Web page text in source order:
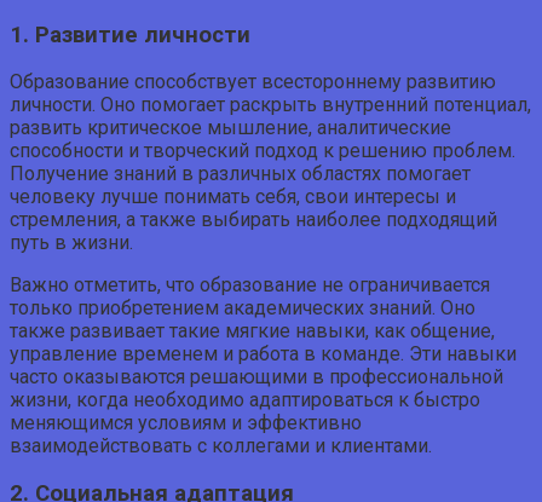
1. Развитие личности
Образование способствует всестороннему развитию
личности. Оно помогает раскрыть внутренний потенциал,
развить критическое мышление, аналитические
способности и творческий подход к решению проблем.
Получение знаний в различных областях помогает
человеку лучше понимать себя, свои интересы и
стремления, а также выбирать наиболее подходящий
путь в жизни.
Важно отметить, что образование не ограничивается
только приобретением академических знаний. Оно
также развивает такие мягкие навыки, как общение,
управление временем и работа в команде. Эти навыки
часто оказываются решающими в профессиональной
жизни, когда необходимо адаптироваться к быстро
меняющимся условиям и эффективно
взаимодействовать с коллегами и клиентами.
2. Социальная адаптация